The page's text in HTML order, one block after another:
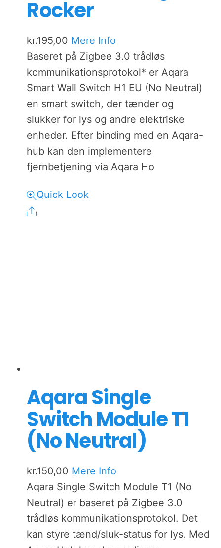
Rocker
kr.195,00 Mere Info
Baseret på Zigbee 3.0 trådløs
kommunikationsprotokol* er Aqara
Smart Wall Switch H1 EU (No Neutral)
en smart switch, der tænder og
slukker for lys og andre elektriske
enheder. Efter binding med en Aqara-
hub kan den implementere
fjernbetjening via Aqara Ho
Quick Look
Share
Aqara Single
Switch Module T1
(No Neutral)
kr.150,00 Mere Info
Aqara Single Switch Module T1 (No
Neutral) er baseret på Zigbee 3.0
trådløs kommunikationsprotokol. Det
kan styre tænd/sluk-status for lys. Med